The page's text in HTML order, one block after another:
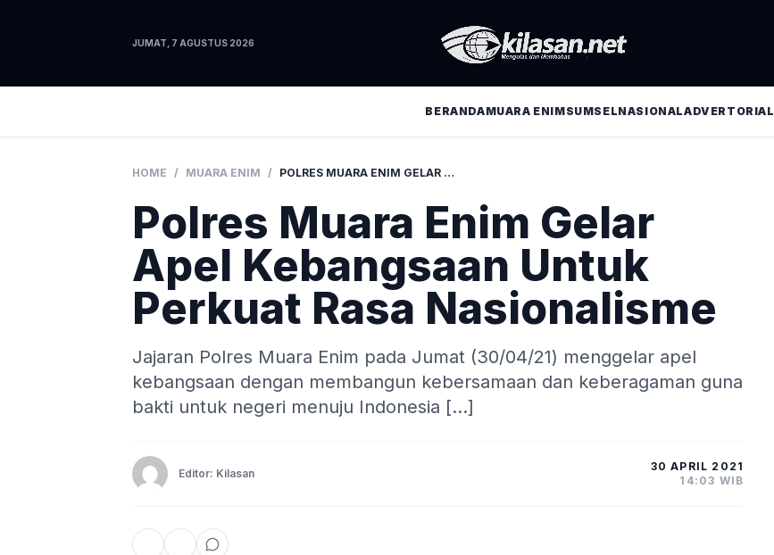
JUMAT, 7 AGUSTUS 2026
BERANDAMUARA ENIMSUMSELNASIONALADVERTORIAL
HOME / MUARA ENIM / POLRES MUARA ENIM GELAR APEL KEBANGSAAN UNTUK PERKUAT RASA NASIONALISME
Polres Muara Enim Gelar
Apel Kebangsaan Untuk
Perkuat Rasa Nasionalisme
Jajaran Polres Muara Enim pada Jumat (30/04/21) menggelar apel
kebangsaan dengan membangun kebersamaan dan keberagaman guna
bakti untuk negeri menuju Indonesia […]
Editor: Kilasan
30 APRIL 2021
14:03 WIB